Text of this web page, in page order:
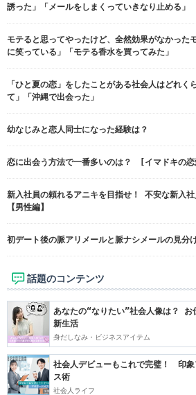
誘った」「メールをしまくっていきなり止める」
モテると思ってやったけど、全然効果がなかった
に笑っている」「モテる香水を買ってみた」
「ひと夏の恋」をしたことがある社会人はどれく
て」「沖縄で出会った」
幼なじみと恋人同士になった経験は？
恋に出会う方法で一番多いのは？ [イマドキの恋
新入社員の頼れるアニキを目指せ！ 不安な新入社
【男性編】
初デート後の脈アリメールと脈ナシメールの見分
話題のコンテンツ
あなたの“なりたい”社会人像は？ お
新生活
身だしなみ・ビジネスアイテム
社会人デビューもこれで完璧！ 印象
ス術
社会人ライフ